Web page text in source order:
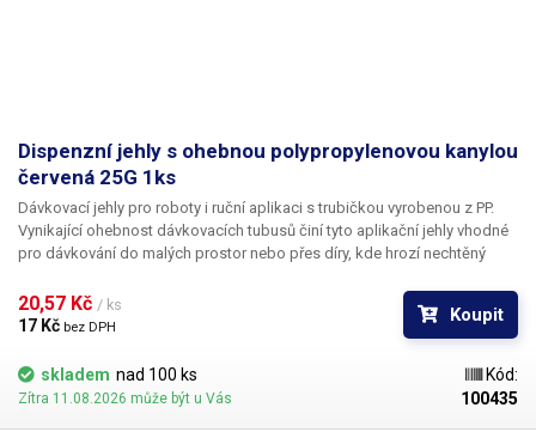
Dispenzní jehly s ohebnou polypropylenovou kanylou
červená 25G 1ks
Dávkovací jehly pro roboty i ruční aplikaci s trubičkou vyrobenou z PP.
Vynikající ohebnost dávkovacích tubusů činí tyto aplikační jehly vhodné
pro dávkování do malých prostor nebo přes díry, kde hrozí nechtěný
popřípadě hrozí poškození obrobku nechtěným kontaktem s hrotem
jehly.
20,57 Kč / ks
17 Kč bez DPH
Koupit
skladem nad 100 ks
Zítra 11.08.2026 může být u Vás
Kód:
100435